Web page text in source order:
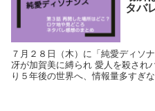
タバ
７月２８日（木）に「純愛ディソ
冴が加賀美に縛られ 愛人を殺されバレそうになったから自殺？ いきな
り５年後の世界へ、情報量多すぎ